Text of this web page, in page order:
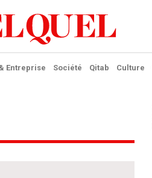
Entreprise Société Qitab Culture